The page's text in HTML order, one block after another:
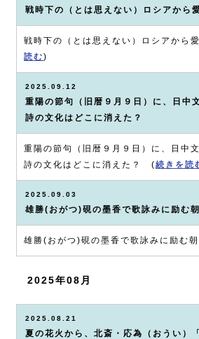
戦時下の（とは思えない）ロシアから
戦時下の（とは思えない）ロシアから
読む )
2025.09.12
重陽の節句（旧暦９月９日）に、日中
詩の文化はどこに消えた？
重陽の節句（旧暦９月９日）に、日中
詩の文化はどこに消えた？ ( 続きを読
2025.09.03
雄勝(おがつ)硯の墨香で歌詠みに励む朝
雄勝(おがつ)硯の墨香で歌詠みに励む
2025年08月
2025.08.21
夏の花火から、北斎・応為（おうい）